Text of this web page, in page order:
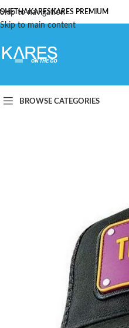
Skip to navigation
Skip to main content
KARESKARES PREMIUM
BROWSE CATEGORIES